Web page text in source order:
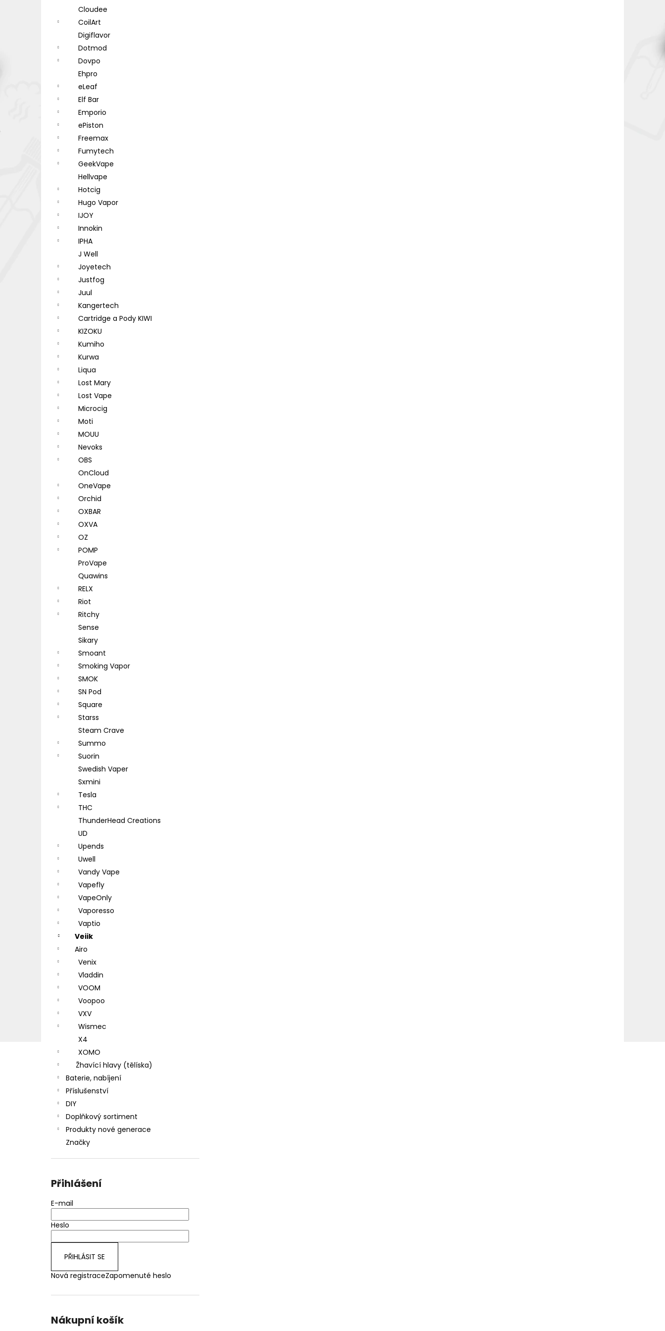
Cloudee
CoilArt
Digiflavor
Dotmod
Dovpo
Ehpro
eLeaf
Elf Bar
Emporio
ePiston
Freemax
Fumytech
GeekVape
Hellvape
Hotcig
Hugo Vapor
IJOY
Innokin
IPHA
J Well
Joyetech
Justfog
Juul
Kangertech
Cartridge a Pody KIWI
KIZOKU
Kumiho
Kurwa
Liqua
Lost Mary
Lost Vape
Microcig
Moti
MOUU
Nevoks
OBS
OnCloud
OneVape
Orchid
OXBAR
OXVA
OZ
POMP
ProVape
Quawins
RELX
Riot
Ritchy
Sense
Sikary
Smoant
Smoking Vapor
SMOK
SN Pod
Square
Starss
Steam Crave
Summo
Suorin
Swedish Vaper
Sxmini
Tesla
THC
ThunderHead Creations
UD
Upends
Uwell
Vandy Vape
Vapefly
VapeOnly
Vaporesso
Vaptio
Veiik
Airo
Venix
Vladdin
VOOM
Voopoo
VXV
Wismec
X4
XOMO
Žhavící hlavy (tělíska)
Baterie, nabíjení
Příslušenství
DIY
Doplňkový sortiment
Produkty nové generace
Značky
Přihlášení
E-mail
Heslo
PŘIHLÁSIT SE
Nová registraceZapomenuté heslo
Nákupní košík